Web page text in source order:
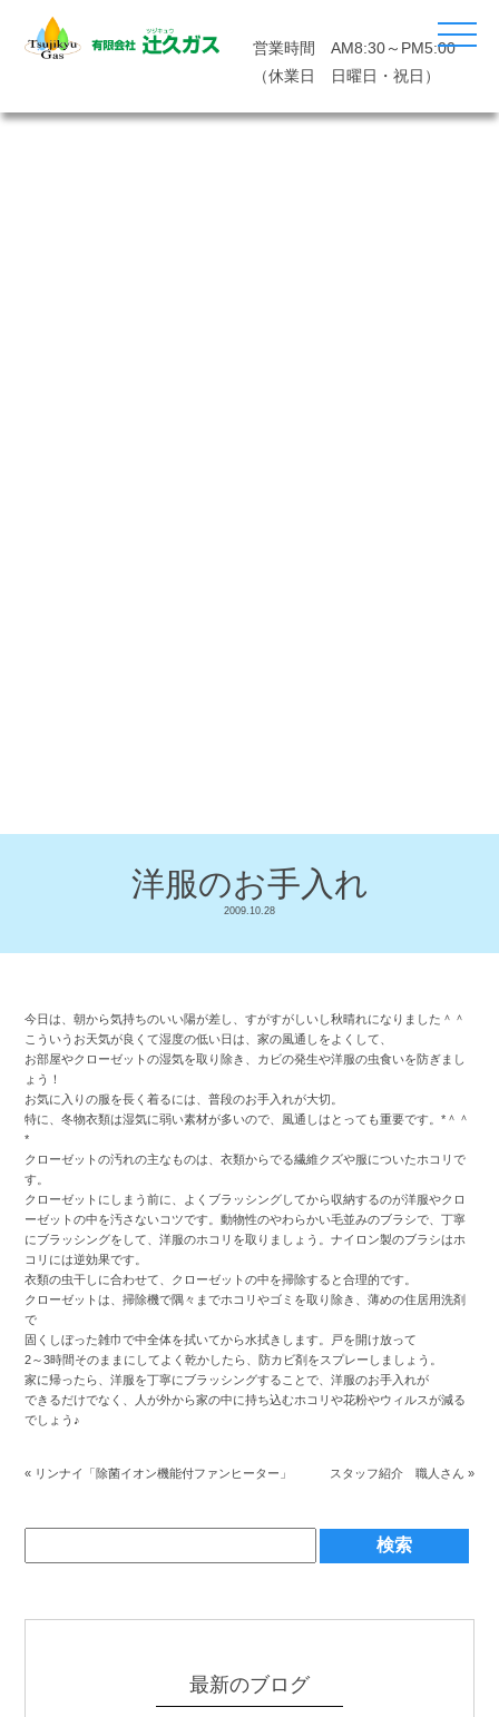
営業時間 AM8:30～PM5:00
（休業日 日曜日・祝日）
洋服のお手入れ
2009.10.28
今日は、朝から気持ちのいい陽が差し、すがすがしいし秋晴れになりました＾＾
こういうお天気が良くて湿度の低い日は、家の風通しをよくして、
お部屋やクローゼットの湿気を取り除き、カビの発生や洋服の虫食いを防ぎまし
ょう！
お気に入りの服を長く着るには、普段のお手入れが大切。
特に、冬物衣類は湿気に弱い素材が多いので、風通しはとっても重要です。*＾＾
*
クローゼットの汚れの主なものは、衣類からでる繊維クズや服についたホコリで
す。
クローゼットにしまう前に、よくブラッシングしてから収納するのが洋服やクロ
ーゼットの中を汚さないコツです。動物性のやわらかい毛並みのブラシで、丁寧
にブラッシングをして、洋服のホコリを取りましょう。ナイロン製のブラシはホ
コリには逆効果です。
衣類の虫干しに合わせて、クローゼットの中を掃除すると合理的です。
クローゼットは、掃除機で隅々までホコリやゴミを取り除き、薄めの住居用洗剤
で
固くしぼった雑巾で中全体を拭いてから水拭きします。戸を開け放って
2～3時間そのままにしてよく乾かしたら、防カビ剤をスプレーしましょう。
家に帰ったら、洋服を丁寧にブラッシングすることで、洋服のお手入れが
できるだけでなく、人が外から家の中に持ち込むホコリや花粉やウィルスが減る
でしょう♪
« リンナイ「除菌イオン機能付ファンヒーター」 スタッフ紹介 職人さん »
最新のブログ